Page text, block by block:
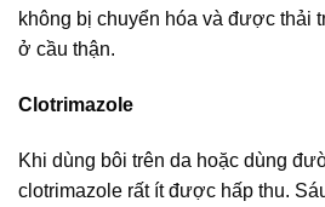
không bị chuyển hóa và được thải
ở cầu thận.
Clotrimazole
Khi dùng bôi trên da hoặc dùng
clotrimazole rất ít được hấp thu.